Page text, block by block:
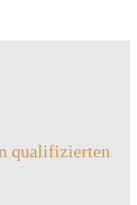
qualifizierten